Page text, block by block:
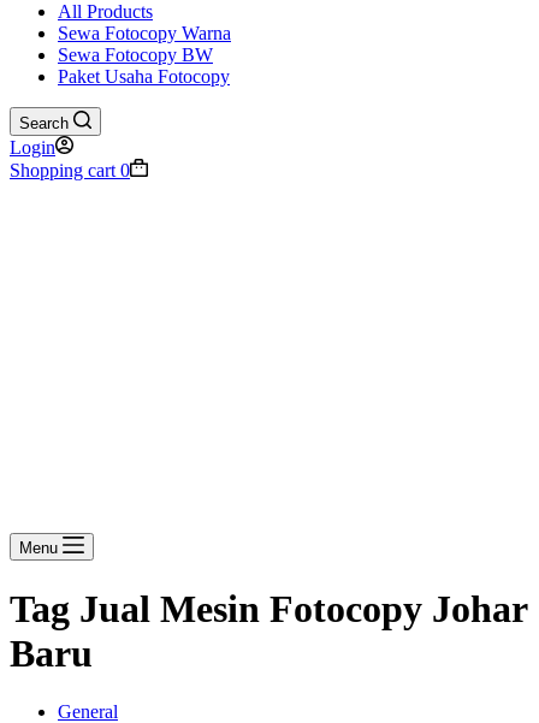
All Products
Sewa Fotocopy Warna
Sewa Fotocopy BW
Paket Usaha Fotocopy
Search
Login
Shopping cart 0
Menu
Tag Jual Mesin Fotocopy Johar
Baru
General